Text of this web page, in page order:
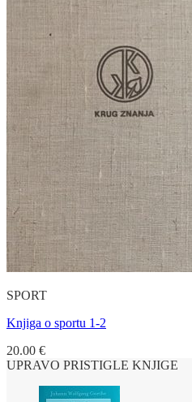
SPORT
Knjiga o sportu 1-2
20.00 €
UPRAVO PRISTIGLE KNJIGE